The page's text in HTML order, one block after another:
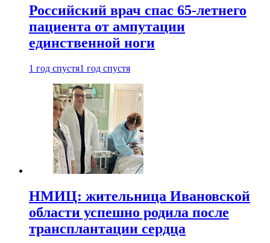
Российский врач спас 65-летнего
пациента от ампутации
единственной ноги
1 год спустя1 год спустя
НМИЦ: жительница Ивановской
области успешно родила после
трансплантации сердца